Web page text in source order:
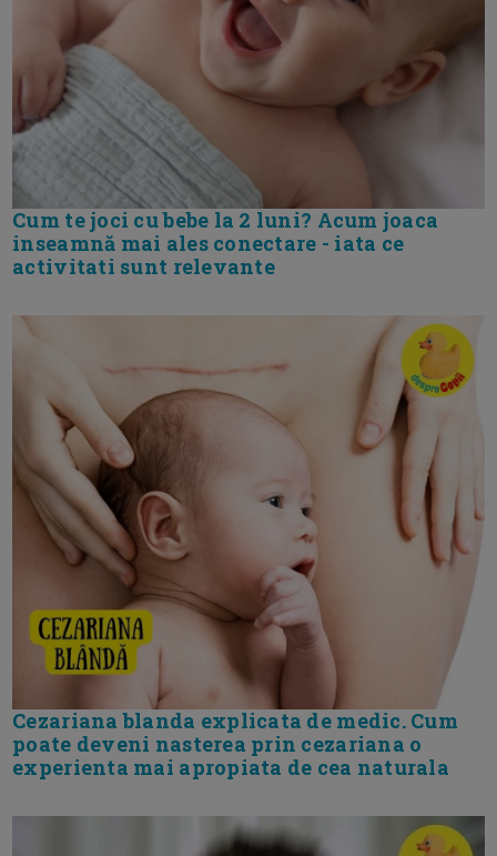
Cum te joci cu bebe la 2 luni? Acum joaca
inseamnă mai ales conectare - iata ce
activitati sunt relevante
Cezariana blanda explicata de medic. Cum
poate deveni nasterea prin cezariana o
experienta mai apropiata de cea naturala